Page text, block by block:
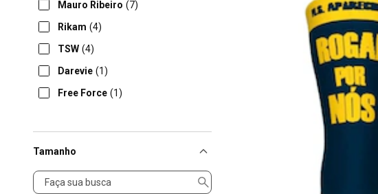
Mauro Ribeiro (7)
Rikam (4)
TSW (4)
Darevie (1)
Free Force (1)
Tamanho
Tamanho